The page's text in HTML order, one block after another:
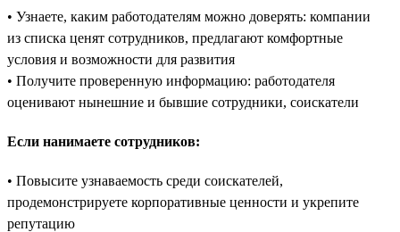
• Узнаете, каким работодателям можно доверять: компании
из списка ценят сотрудников, предлагают комфортные
условия и возможности для развития
• Получите проверенную информацию: работодателя
оценивают нынешние и бывшие сотрудники, соискатели
Если нанимаете сотрудников:
• Повысите узнаваемость среди соискателей,
продемонстрируете корпоративные ценности и укрепите
репутацию